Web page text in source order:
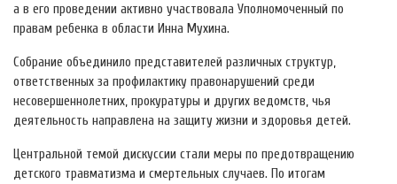
а в его проведении активно участвовала Уполномоченный по
правам ребенка в области Инна Мухина.
Собрание объединило представителей различных структур,
ответственных за профилактику правонарушений среди
несовершеннолетних, прокуратуры и других ведомств, чья
деятельность направлена на защиту жизни и здоровья детей.
Центральной темой дискуссии стали меры по предотвращению
детского травматизма и смертельных случаев. По итогам